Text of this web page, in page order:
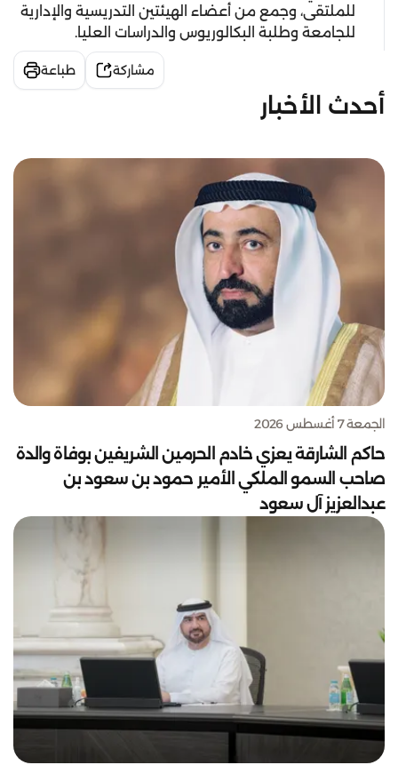
للملتقى، وجمع من أعضاء الهيئتين التدريسية والإدارية
للجامعة وطلبة البكالوريوس والدراسات العليا.
مشاركة طباعة
أحدث الأخبار
الجمعة 7 أغسطس 2026
حاكم الشارقة يعزي خادم الحرمين الشريفين بوفاة والدة
صاحب السمو الملكي الأمير حمود بن سعود بن
عبدالعزيز آل سعود